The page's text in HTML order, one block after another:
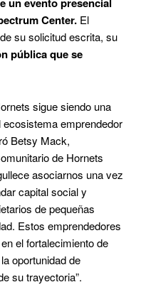
Center. El
su solicitud escrita, su
pública que se
sigue siendo una
emprendedor
Betsy Mack,
de Hornets
asociarnos una vez
capital social y
de pequeñas
Estos emprendedores
el fortalecimiento de
oportunidad de
su trayectoria”.